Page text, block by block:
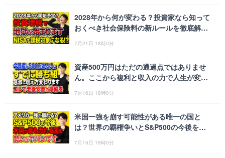
2028年から何が変わる？投資家なら知って
おくべき社会保険料の新ルールを徹底解説
7月21日 18時0分
資産500万円はただの通過点ではありませ
ん。ここから複利と収入の力で人生が変わ
7月16日 18時0分
米国一強を崩す可能性がある唯一の国と
は？世界の覇権争いとS&P500の今後を徹
7月15日 18時0分